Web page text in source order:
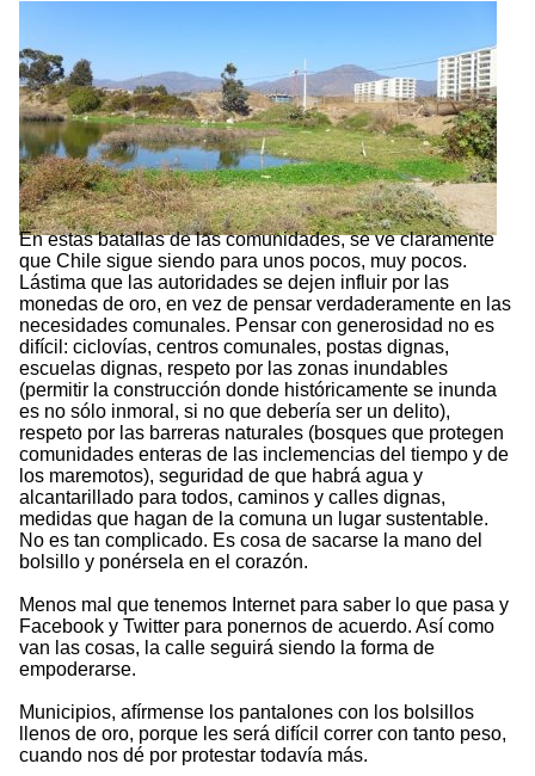
En estas batallas de las comunidades, se ve claramente
que Chile sigue siendo para unos pocos, muy pocos.
Lástima que las autoridades se dejen influir por las
monedas de oro, en vez de pensar verdaderamente en las
necesidades comunales. Pensar con generosidad no es
difícil: ciclovías, centros comunales, postas dignas,
escuelas dignas, respeto por las zonas inundables
(permitir la construcción donde históricamente se inunda
es no sólo inmoral, si no que debería ser un delito),
respeto por las barreras naturales (bosques que protegen
comunidades enteras de las inclemencias del tiempo y de
los maremotos), seguridad de que habrá agua y
alcantarillado para todos, caminos y calles dignas,
medidas que hagan de la comuna un lugar sustentable.
No es tan complicado. Es cosa de sacarse la mano del
bolsillo y ponérsela en el corazón.
Menos mal que tenemos Internet para saber lo que pasa y
Facebook y Twitter para ponernos de acuerdo. Así como
van las cosas, la calle seguirá siendo la forma de
empoderarse.
Municipios, afírmense los pantalones con los bolsillos
llenos de oro, porque les será difícil correr con tanto peso,
cuando nos dé por protestar todavía más.